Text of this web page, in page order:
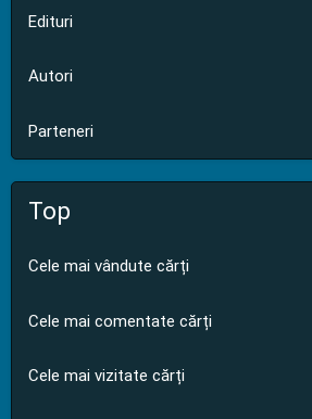
Edituri
Autori
Parteneri
Top
Cele mai vândute cărți
Cele mai comentate cărți
Cele mai vizitate cărți